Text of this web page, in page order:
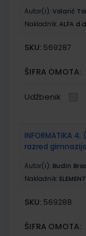
Autor(i): Volarić
Nakladnik: ALFA
SKU: 569287
ŠIFRA OMOTA:
Udžbenik
INFORMATIKA
razred gimnazija
Autor(i): Budin
Nakladnik:
SKU: 569288
ŠIFRA OMOTA: